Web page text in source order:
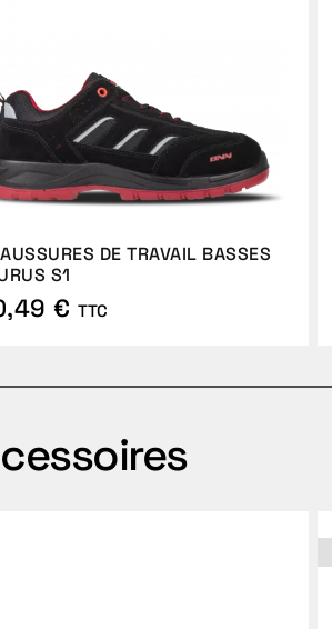
DE TRAVAIL BASSES
S1
€ TTC